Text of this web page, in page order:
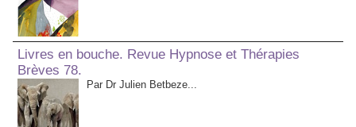
Livres en bouche. Revue Hypnose et Thérapies
Brèves 78.
Par Dr Julien Betbeze...